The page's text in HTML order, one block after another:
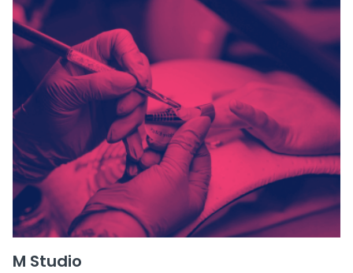
M Studio